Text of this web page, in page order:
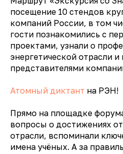
посещение 10 стендов
компаний России, в том
гости познакомились с
проектами, узнали о
энергетической отрасли
представителями
Атомный диктант на РЭН!
Прямо на площадке
вопросы о достижениях
отрасли, вспоминали
имена учёных. А за